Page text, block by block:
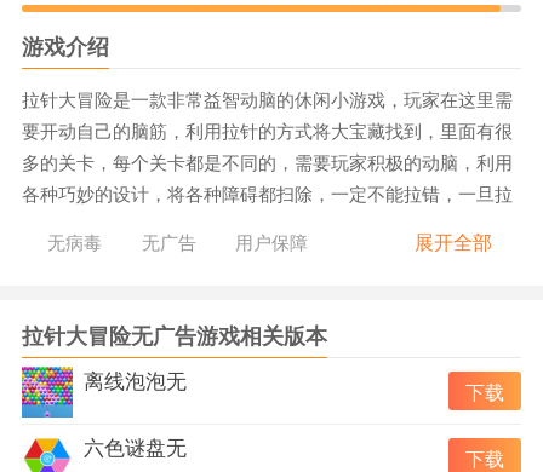
游戏介绍
拉针大冒险是一款非常益智动脑的休闲小游戏，玩家在这里需
要开动自己的脑筋，利用拉针的方式将大宝藏找到，里面有很
多的关卡，每个关卡都是不同的，需要玩家积极的动脑，利用
各种巧妙的设计，将各种障碍都扫除，一定不能拉错，一旦拉
《拉针大冒险》游戏特色：
等。
2.游戏以前的关卡无穷无尽，玩家可以一直玩下去。
3.玩家在拉针的过程中还会遇到各种困难，需要将所有的困难
都克服才能过关。
《拉针大冒险》游戏亮点：
无病毒 无广告 用户保障 展开全部
拉针大冒险无广告游戏相关版本
离线泡泡无 下载
六色谜盘无 下载